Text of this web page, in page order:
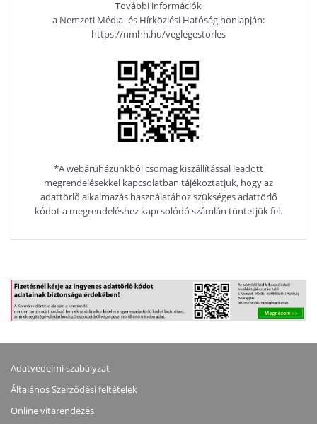
További információk
a Nemzeti Média- és Hírközlési Hatóság honlapján:
https://nmhh.hu/veglegestorles
*A webáruházunkból csomag kiszállítással leadott
megrendelésekkel kapcsolatban tájékoztatjuk, hogy az
adattörlő alkalmazás használatához szükséges adattörlő
kódot a megrendeléshez kapcsolódó számlán tüntetjük fel.
Adatvédelmi szabályzat
Általános Szerződési feltételek
Online vitarendezés